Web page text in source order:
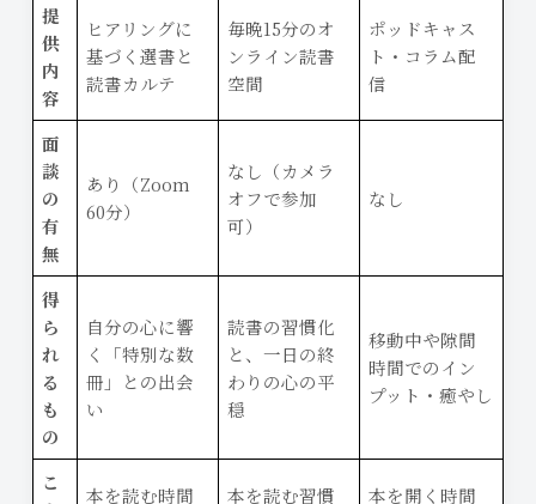
提
供
内
容
ヒアリングに
基づく選書と
読書カルテ
毎晩15分のオ
ンライン読書
空間
ポッドキャス
ト・コラム配
信
面
談
の
有
無
あり（Zoom
60分）
なし（カメラ
オフで参加
可）
なし
得
ら
れ
る
も
の
自分の心に響
く「特別な数
冊」との出会
い
読書の習慣化
と、一日の終
わりの心の平
穏
移動中や隙間
時間でのイン
プット・癒やし
こ
本を読む時間
本を読む習慣
本を開く時間